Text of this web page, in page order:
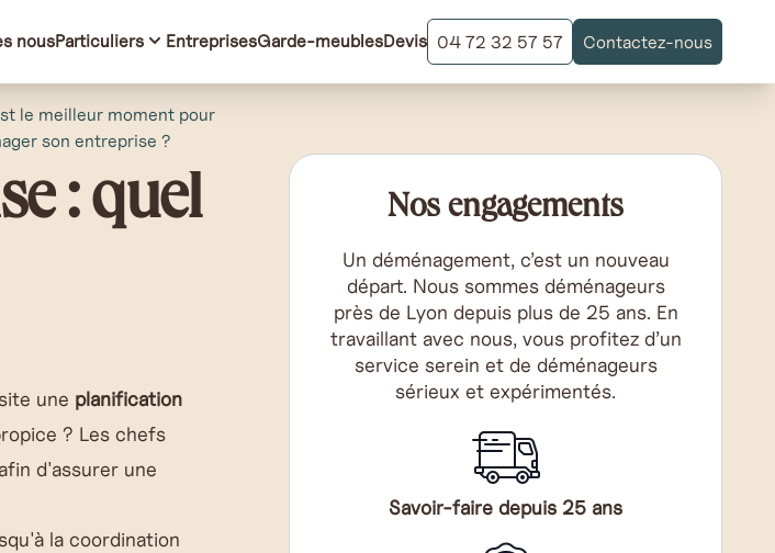
nousParticuliers EntreprisesGarde-meublesDevis 04 72 32 57 57 Contactez-nous
le meilleur moment pour
son entreprise ?
: quel
une planification
? Les chefs
d'assurer une
la coordination
Nos engagements
Un déménagement, c’est un nouveau
départ. Nous sommes déménageurs
près de Lyon depuis plus de 25 ans. En
travaillant avec nous, vous profitez d’un
service serein et de déménageurs
sérieux et expérimentés.
Savoir-faire depuis 25 ans